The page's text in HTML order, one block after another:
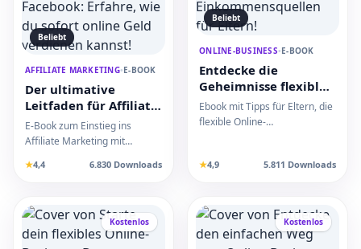
Beliebt
AFFILIATE MARKETING•E-BOOK
Der ultimative
Leitfaden für Affiliate
Marketing mit
Facebook: Erfahre, wie
verdienen kannst!
E-Book zum Einstieg ins
Affiliate Marketing mit
Landingpages und Facebo…
★4,4 6.830 Downloads
Beliebt
ONLINE-BUSINESS•E-BOOK
Entdecke die
Geheimnisse flexibler
Online-
Einkommensquellen
Ebook mit Tipps für Eltern, die
flexible Online-
★4,9 5.811 Downloads
Kostenlos Kostenlos